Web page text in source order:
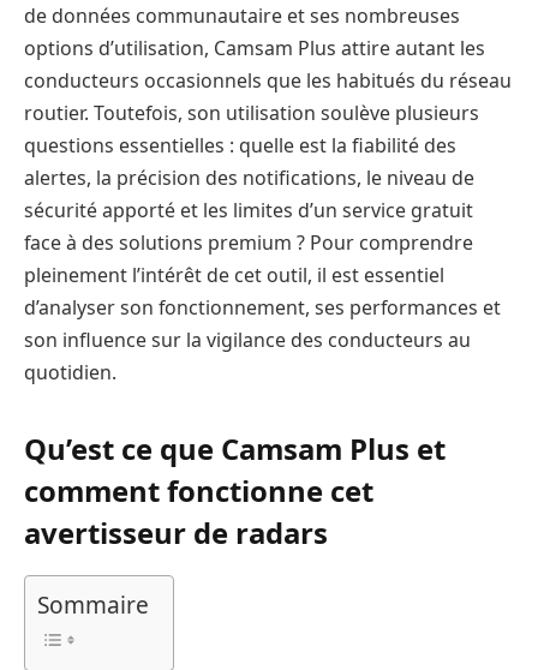
de données communautaire et ses nombreuses
options d’utilisation, Camsam Plus attire autant les
conducteurs occasionnels que les habitués du réseau
routier. Toutefois, son utilisation soulève plusieurs
questions essentielles : quelle est la fiabilité des
alertes, la précision des notifications, le niveau de
sécurité apporté et les limites d’un service gratuit
face à des solutions premium ? Pour comprendre
pleinement l’intérêt de cet outil, il est essentiel
d’analyser son fonctionnement, ses performances et
son influence sur la vigilance des conducteurs au
quotidien.
Qu’est ce que Camsam Plus et
comment fonctionne cet
avertisseur de radars
Sommaire